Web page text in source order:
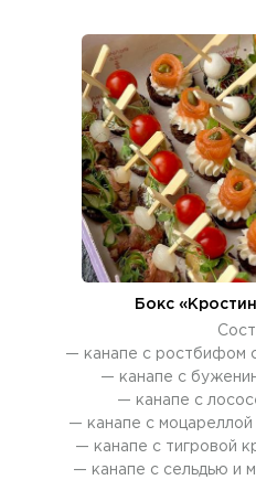
Бокс
— канапе с ростбифом
— канапе с
— канапе с
— канапе с моцареллой
— канапе с тигровой
— канапе с сельдью и